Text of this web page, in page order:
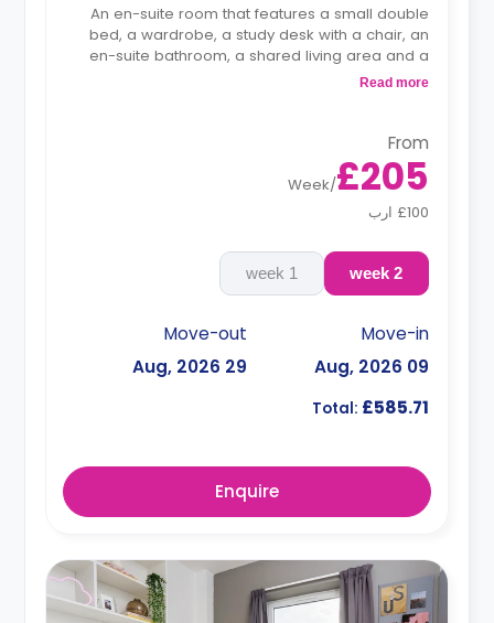
An en-suite room that features a small double
bed, a wardrobe, a study desk with a chair, an
en-suite bathroom, a shared living area and a
kitchen that has a fridge and a microwave.
Read more
From
£205
/
Week
£100 ارب
2 week
1 week
Move-in
09 Aug, 2026
Move-out
29 Aug, 2026
Total: £585.71
Enquire